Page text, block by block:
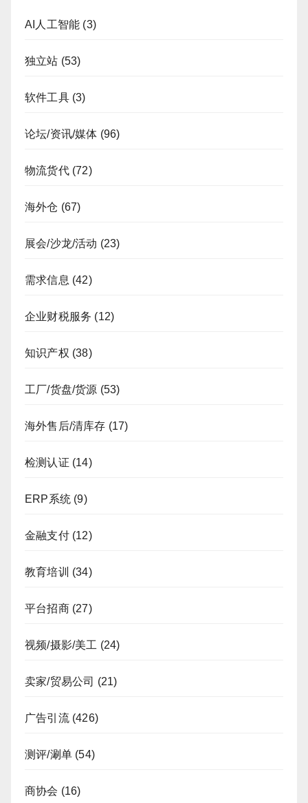
AI人工智能 (3)
独立站 (53)
软件工具(3)
论坛/资讯/媒体 (96)
物流货代(72)
海外仓 (67)
展会/沙龙/活动 (23)
需求信息 (42)
企业财税服务 (12)
知识产权 (38)
工厂/货盘/货源 (53)
海外售后/清库存 (17)
检测认证 (14)
ERP系统 (9)
金融支付(12)
教育培训 (34)
平台招商(27)
视频/摄影/美工 (24)
卖家/贸易公司 (21)
广告引流(426)
测评/涮单 (54)
商协会 (16)